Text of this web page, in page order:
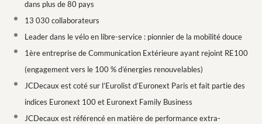
dans plus de 80 pays
13 030 collaborateurs
Leader dans le vélo en libre-service : pionnier de la mobilité douce
1ère entreprise de Communication Extérieure ayant rejoint RE100
(engagement vers le 100 % d’énergies renouvelables)
JCDecaux est coté sur l’Eurolist d’Euronext Paris et fait partie des
indices Euronext 100 et Euronext Family Business
JCDecaux est référencé en matière de performance extra-